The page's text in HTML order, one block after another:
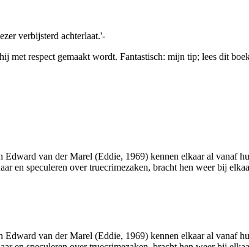
verbijsterd achterlaat.'-
met respect gemaakt wordt. Fantastisch: mijn tip; lees dit
Edward van der Marel (Eddie, 1969) kennen elkaar al vanaf
en speculeren over truecrimezaken, bracht hen weer bij
Edward van der Marel (Eddie, 1969) kennen elkaar al vanaf